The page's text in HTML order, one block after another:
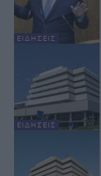
ΕΙΔΉΣΕΙΣ
ΕΙΔΉΣΕΙΣ